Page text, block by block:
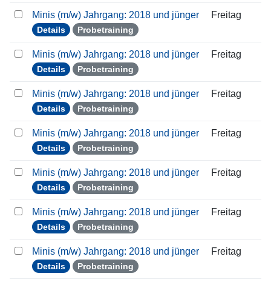
Minis (m/w) Jahrgang: 2018 und jünger
Details Probetraining
Freitag
Minis (m/w) Jahrgang: 2018 und jünger
Details Probetraining
Freitag
Minis (m/w) Jahrgang: 2018 und jünger
Details Probetraining
Freitag
Minis (m/w) Jahrgang: 2018 und jünger
Details Probetraining
Freitag
Minis (m/w) Jahrgang: 2018 und jünger
Details Probetraining
Freitag
Minis (m/w) Jahrgang: 2018 und jünger
Details Probetraining
Freitag
Minis (m/w) Jahrgang: 2018 und jünger
Details Probetraining
Freitag